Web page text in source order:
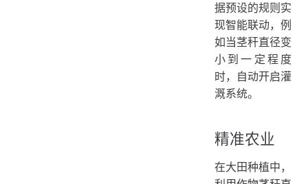
据预设的规则实
现智能联动，例
如当茎秆直径变
小到一定程度
时，自动开启灌
溉系统。
精准农业
在大田种植中，